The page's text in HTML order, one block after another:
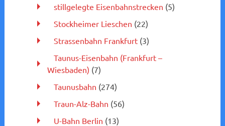
stillgelegte Eisenbahnstrecken (5)
Stockheimer Lieschen (22)
Strassenbahn Frankfurt(3)
Taunus-Eisenbahn (Frankfurt –
Wiesbaden) (7)
Taunusbahn (274)
Traun-Alz-Bahn (56)
U-Bahn Berlin (13)